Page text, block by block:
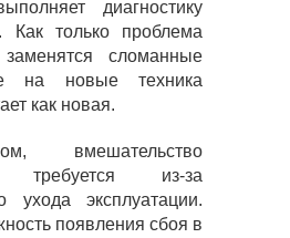
диагностику
Как только проблема
сломанные
на новые техника
как новая.
вмешательство
требуется из-за
ухода эксплуатации.
появления сбоя в